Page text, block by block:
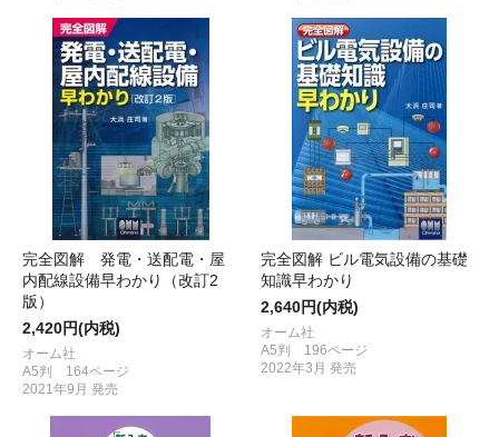
完全図解 発電・送配電・屋
内配線設備早わかり（改訂2
版）
2,420円(内税)
オーム社
A5判 164ページ
2021年9月 発売
完全図解 ビル電気設備の基礎
知識早わかり
2,640円(内税)
オーム社
A5判 196ページ
2022年3月 発売